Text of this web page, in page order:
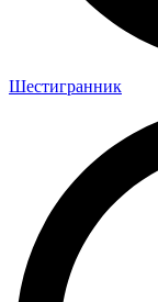
Шестигранник